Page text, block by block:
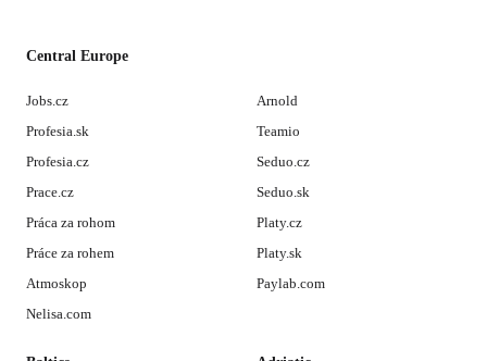
Central Europe
Jobs.cz
Profesia.sk
Profesia.cz
Prace.cz
Práca za rohom
Práce za rohem
Atmoskop
Nelisa.com
Arnold
Teamio
Seduo.cz
Seduo.sk
Platy.cz
Platy.sk
Paylab.com